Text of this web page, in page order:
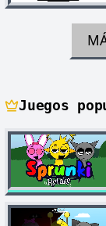
Juegos